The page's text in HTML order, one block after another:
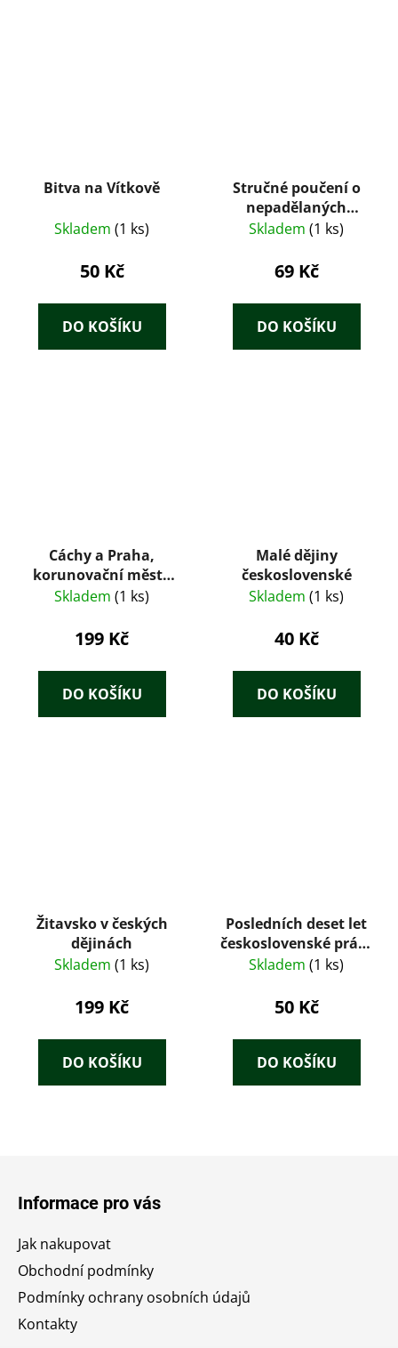
Bitva na Vítkově
Skladem (1 ks)
50 Kč
DO KOŠÍKU
Stručné poučení o
nepadělaných
Rukopisech
Skladem (1 ks)
69 Kč
DO KOŠÍKU
Cáchy a Praha,
korunovační města
Evropy
Skladem (1 ks)
199 Kč
DO KOŠÍKU
Malé dějiny
československé
Skladem (1 ks)
40 Kč
DO KOŠÍKU
Žitavsko v českých
dějinách
Skladem (1 ks)
199 Kč
DO KOŠÍKU
Posledních deset let
československé práce
dějepisné
Skladem (1 ks)
50 Kč
DO KOŠÍKU
Informace pro vás
Jak nakupovat
Obchodní podmínky
Podmínky ochrany osobních údajů
Kontakty